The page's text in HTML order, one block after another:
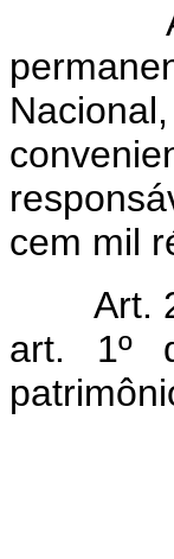
cem mil
Art.
art. 1º